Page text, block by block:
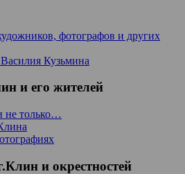
фотографов и других
Кузьмина
и его жителей
не только…
и окрестностей